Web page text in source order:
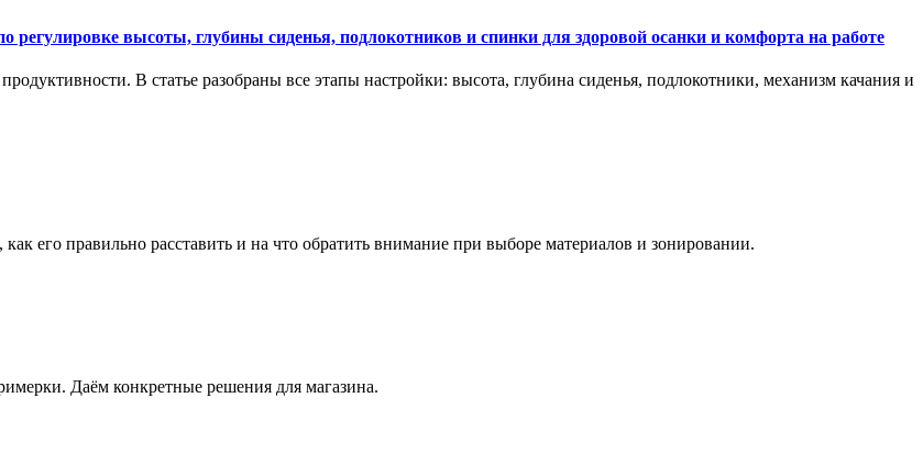
регулировке высоты, глубины сиденья, подлокотников и спинки для здоровой осанки и комфорта на работе
В статье разобраны все этапы настройки: высота, глубина сиденья, подлокотники, механизм качания и
его правильно расставить и на что обратить внимание при выборе материалов и зонировании.
Даём конкретные решения для магазина.